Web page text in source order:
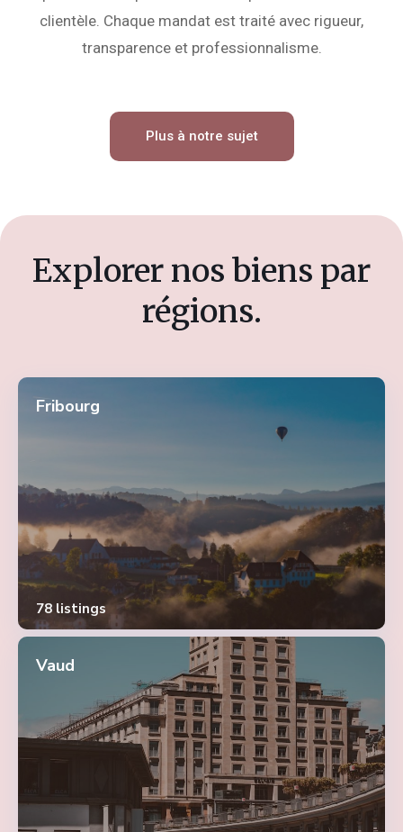
clientèle. Chaque mandat est traité avec rigueur,
transparence et professionnalisme.
Plus à notre sujet
Explorer nos biens par
régions.
Fribourg
78 listings
Vaud